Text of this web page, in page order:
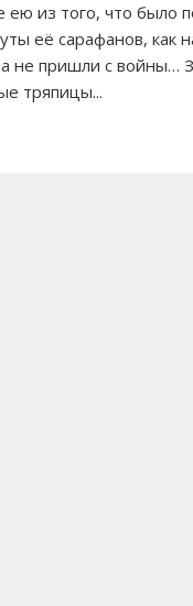
ею из того, что было
её сарафанов, как
не пришли с войны…
тряпицы...